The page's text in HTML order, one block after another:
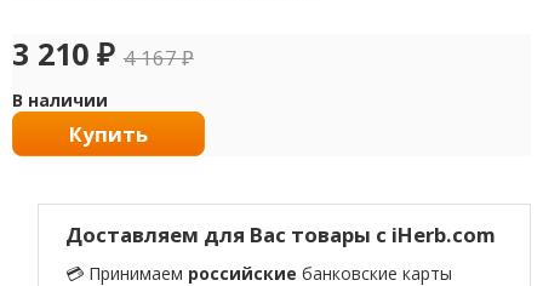
3 210 ₽ 4 167₽
В наличии
Купить
Доставляем для Вас товары с iHerb.com
💳 Принимаем российские банковские карты